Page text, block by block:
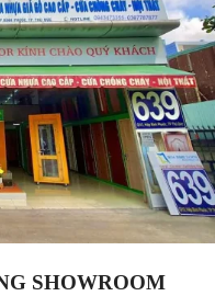
SHOWROOM